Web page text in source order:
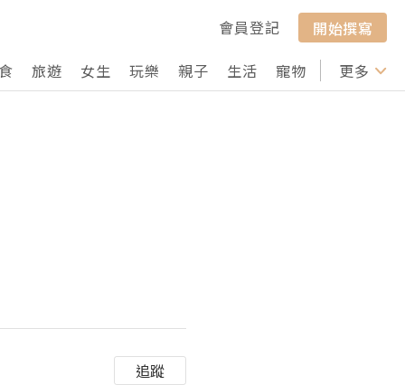
會員登記
開始撰寫
旅遊 女生 玩樂 親子 生活 寵物 行山 打卡
更多
追蹤